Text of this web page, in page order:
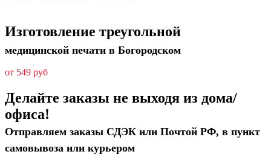
Изготовление треугольной
медицинской печати в Богородском
от 549 руб
Делайте заказы не выходя из дома/
офиса!
Отправляем заказы СДЭК или Почтой РФ, в пункт
самовывоза или курьером